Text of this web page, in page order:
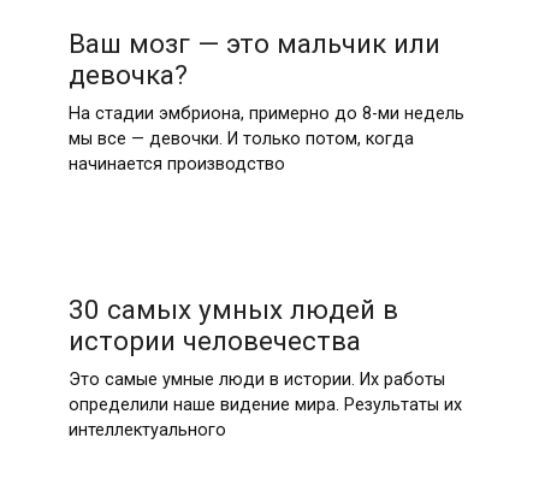
Ваш мозг — это мальчик или
девочка?
На стадии эмбриона, примерно до 8-ми недель
мы все — девочки. И только потом, когда
начинается производство
30 самых умных людей в
истории человечества
Это самые умные люди в истории. Их работы
определили наше видение мира. Результаты их
интеллектуального